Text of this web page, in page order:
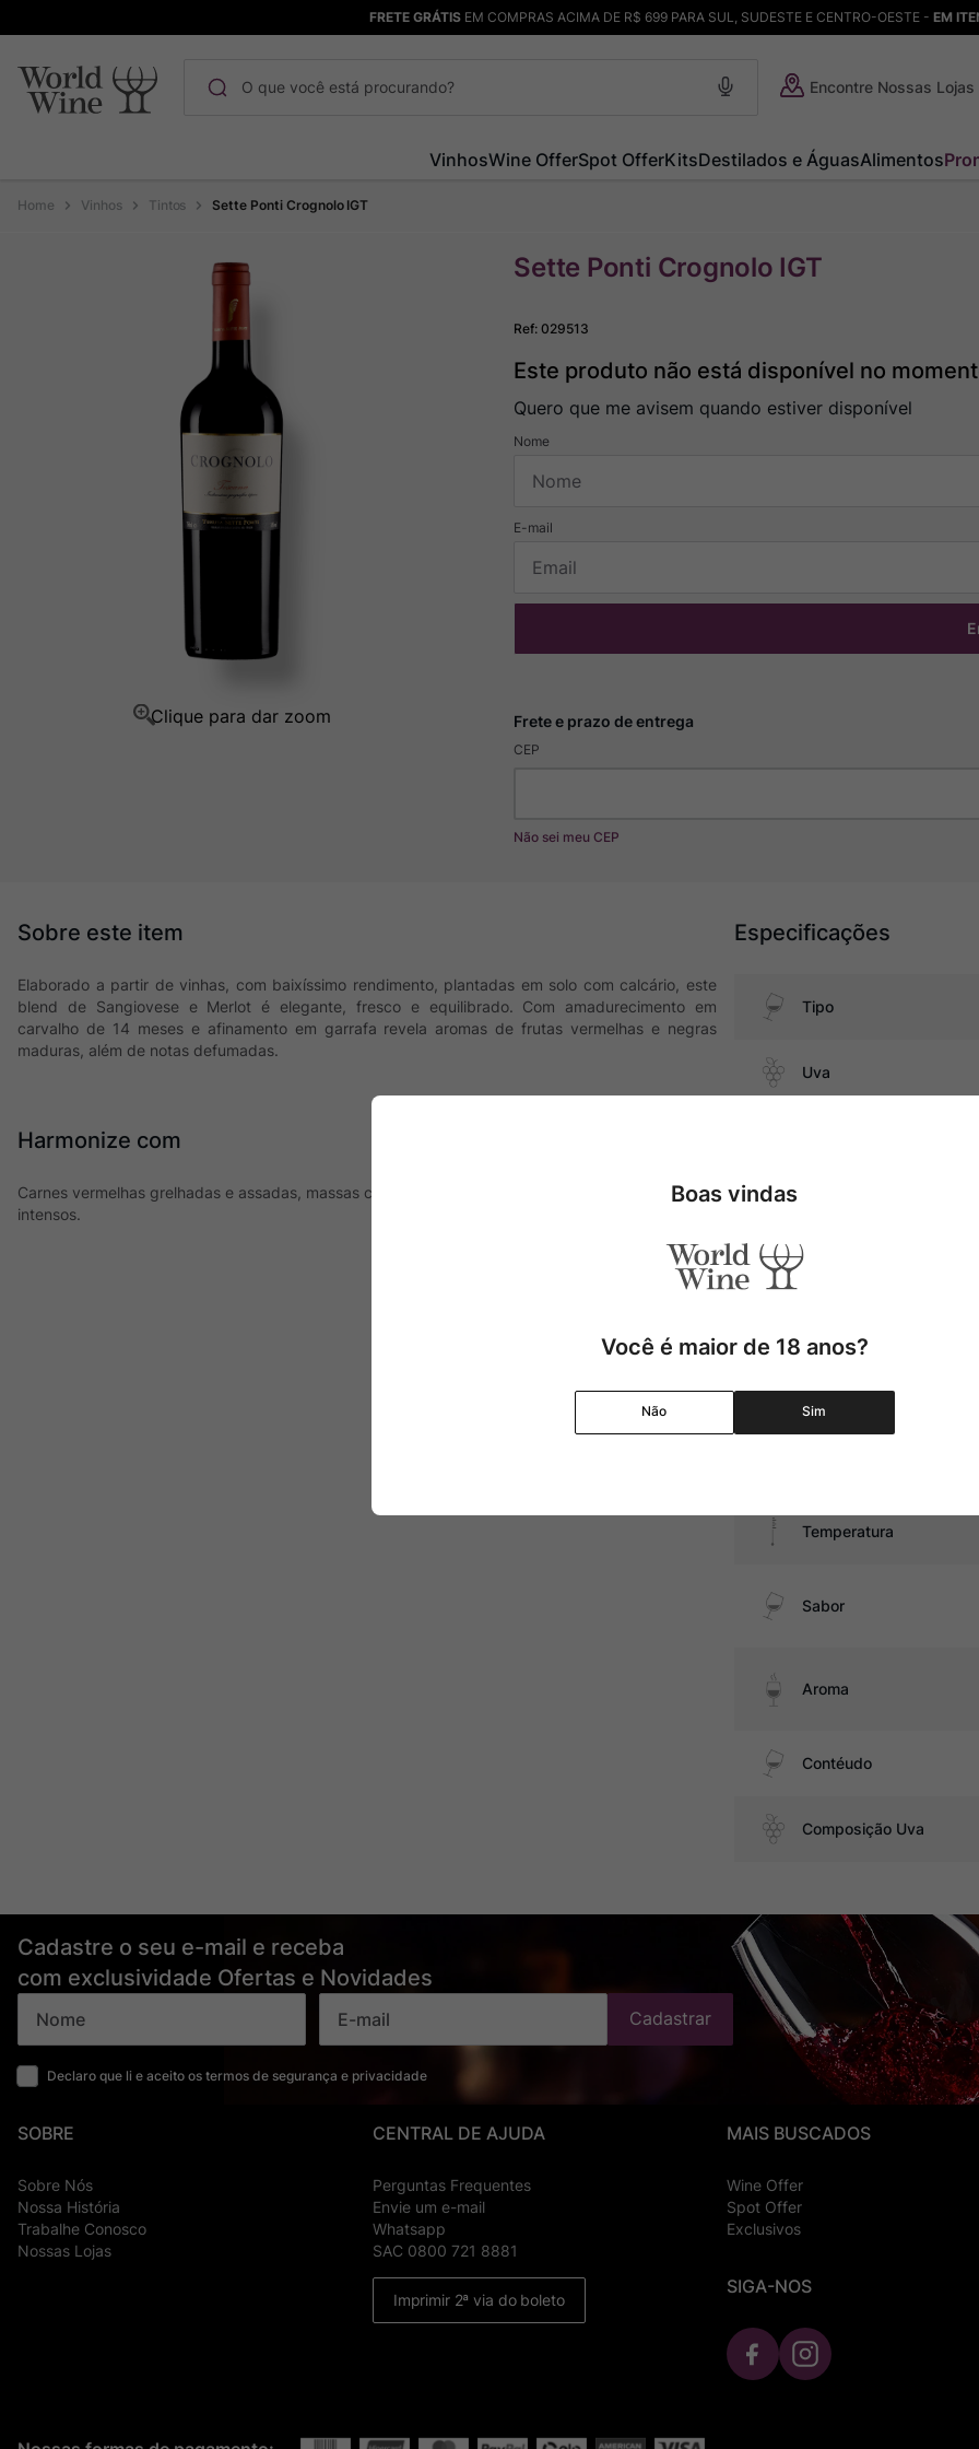
FRETE GRÁTISEM COMPRAS ACIMA DE R$ 699 PARA SUL, SUDESTE E CENTRO-OESTE - EM
Encontre Nossas Lojas
VinhosWine OfferSpot OfferKitsDestilados e ÁguasAlimentos
Vinhos Tintos Sette Ponti Crognolo IGT
Sette Ponti Crognolo IGT
Ref:029513
Este produto não está disponível no
Quero que me avisem quando estiver disponível
CEP
Não sei meu CEP
Elaborado a partir de vinhas, com baixíssimo rendimento, plantadas em solo com calcário, este
blend de Sangiovese e Merlot é elegante, fresco e equilibrado. Com amadurecimento em
carvalho de 14 meses e afinamento em garrafa revela aromas de frutas vermelhas e negras
maduras, além de notas defumadas.
Harmonize com
Carnes vermelhas grelhadas e assadas, massas com molho de tomate, carnes de caça, queijos
intensos.
Especificações
Tipo
Uva
Temperatura
Sabor
Aroma
Contéudo
Composição Uva
Cadastre o seu e-mail e receba
com exclusividade Ofertas e Novidades
Declaro que li e aceito os termos de segurança e privacidade
Cadastrar
SOBRE
Sobre Nós
Nossa História
Trabalhe Conosco
Nossas Lojas
CENTRAL DE AJUDA
Perguntas Frequentes
Envie um e-mail
Whatsapp
SAC 0800 721 8881
Imprimir 2ª via do boleto
MAIS BUSCADOS
Wine Offer
Spot Offer
Exclusivos
SIGA-NOS
1º Maçanita
Bodega Garzon
Ver Sacrum
Boas vindas
Você é maior de 18 anos?
Não Sim